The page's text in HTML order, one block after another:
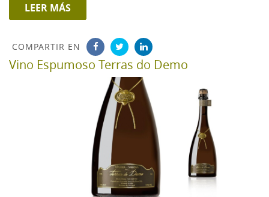
LEER MÁS
COMPARTIR EN
Vino Espumoso Terras do Demo